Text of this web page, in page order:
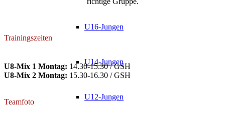
U16-Jungen
U14-Jungen
U12-Jungen
Trainingszeiten
U8-Mix 1 Montag: 14.30-15.30 / GSH
U8-Mix 2 Montag: 15.30-16.30 / GSH
Teamfoto